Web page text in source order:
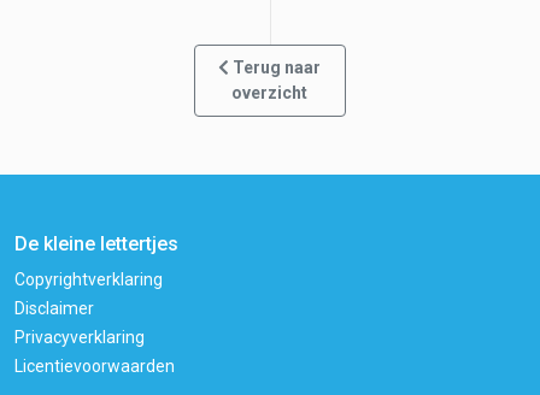
Terug naar
overzicht
De kleine lettertjes
Copyrightverklaring
Disclaimer
Privacyverklaring
Licentievoorwaarden